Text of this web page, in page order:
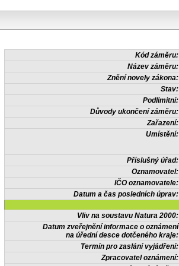
Kód záměru:
Název záměru:
Znění novely zákona:
Stav:
Podlimitní:
Důvody ukončení záměru:
Zařazení:
Umístění:
Příslušný úřad:
Oznamovatel:
IČO oznamovatele:
Datum a čas posledních úprav:
Vliv na soustavu Natura 2000:
Datum zveřejnění informace o oznámení
na úřední desce dotčeného kraje:
Termín pro zaslání vyjádření:
Zpracovatel oznámení: